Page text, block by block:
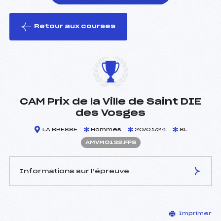
le ski
Retour aux courses
CAM Prix de la Ville de Saint DIE
des Vosges
LA BRESSE Hommes 20/01/24 SL
AMVM0132.FFS
Informations sur l’épreuve
HOUILLON PHILIPPE (MV)
Imprimer